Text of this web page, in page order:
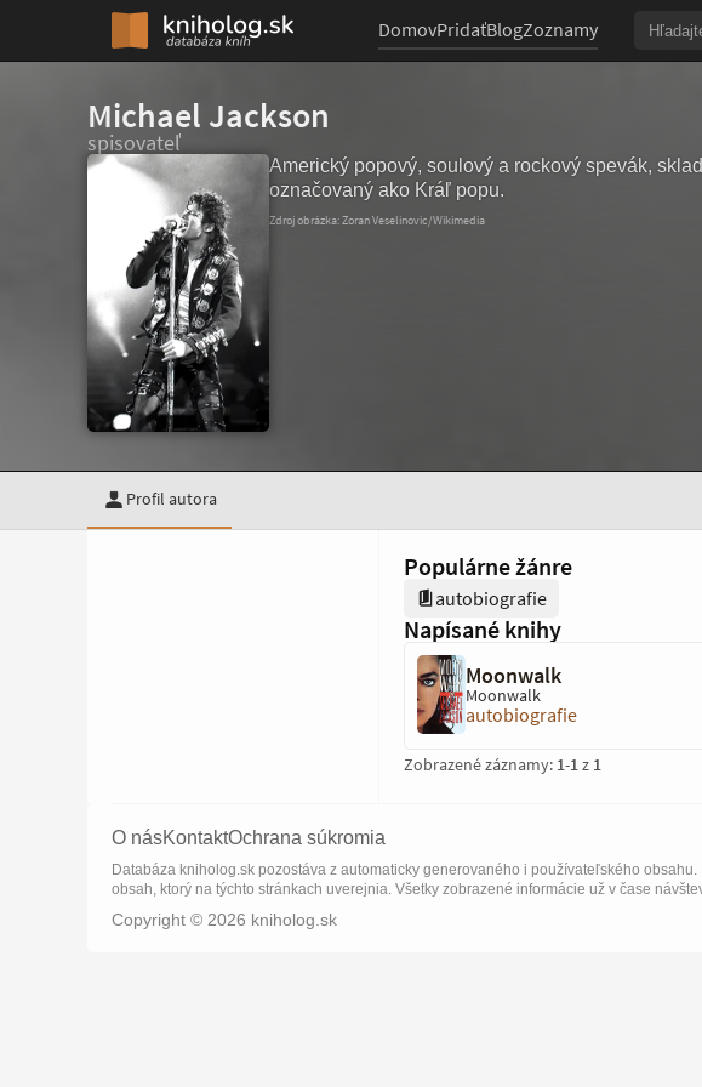
DomovPridaťBlogZoznamy
Michael Jackson
spisovateľ
Americký popový, soulový a rockový spevák,
označovaný ako Kráľ popu.
Zdroj obrázka: Zoran Veselinovic/Wikimedia
Profil autora
Populárne žánre
autobiografie
Napísané knihy
Moonwalk
Moonwalk
autobiografie
Zobrazené záznamy: 1-1z 1
O násKontaktOchrana súkromia
Databáza kniholog.sk pozostáva z automaticky generovaného i používateľského
obsah, ktorý na týchto stránkach uverejnia. Všetky zobrazené informácie už v čase
Copyright © 2026 kniholog.sk